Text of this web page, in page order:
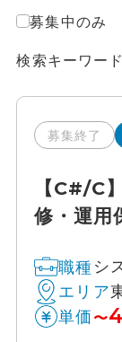
募集中のみ
検索キーワード
募集終了
【C#/C
修・運用
職種シ
エリア
単価 〜